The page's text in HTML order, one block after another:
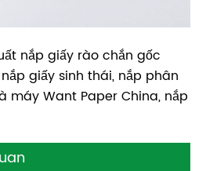
nắp giấy rào chắn gốc
giấy sinh thái, nắp phân
máy Want Paper China, nắp